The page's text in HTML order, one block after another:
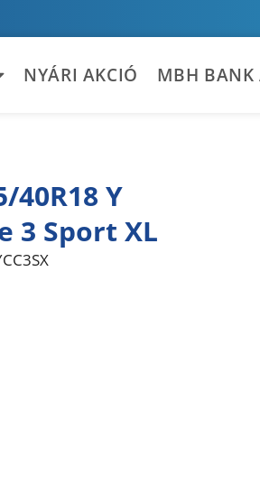
NYÁRI AKCIÓ MBH BANK
40R18 Y
3 Sport XL